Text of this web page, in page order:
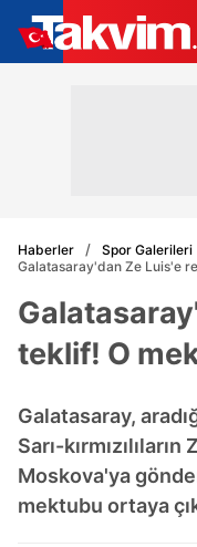
Haberler
Spor Galerileri
Galatasaray'dan Ze Luis'e
teklif! O
Galatasaray,
Sarı-
Moskova'ya
mektubu ortaya